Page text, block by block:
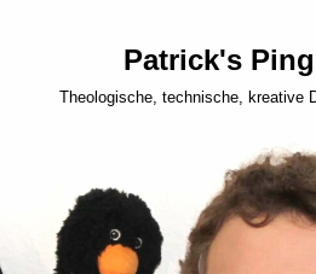
Patrick's
Theologische, technische, kreative